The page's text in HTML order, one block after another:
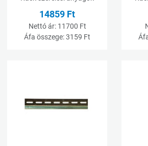
14859 Ft
Nettó ár: 11700 Ft
Áfa összege:3159 Ft